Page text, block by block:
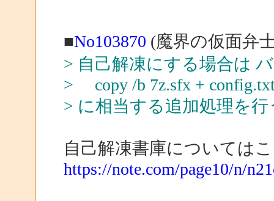
■No103870 (魔界の仮面弁
> 自己解凍にする場合は
> copy /b 7z.sfx + config.txt
> に相当する追加処理を
自己解凍書庫については
https://note.com/page10/n/